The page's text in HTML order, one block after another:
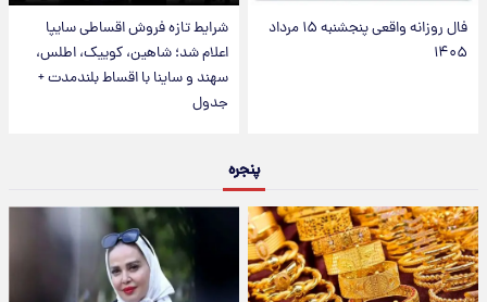
فال روزانه واقعی پنجشنبه ۱۵ مرداد
۱۴۰۵
شرایط تازه فروش اقساطی سایپا
اعلام شد؛ شاهین، کوییک، اطلس،
سهند و ساینا با اقساط بلندمدت +
جدول
پنجره